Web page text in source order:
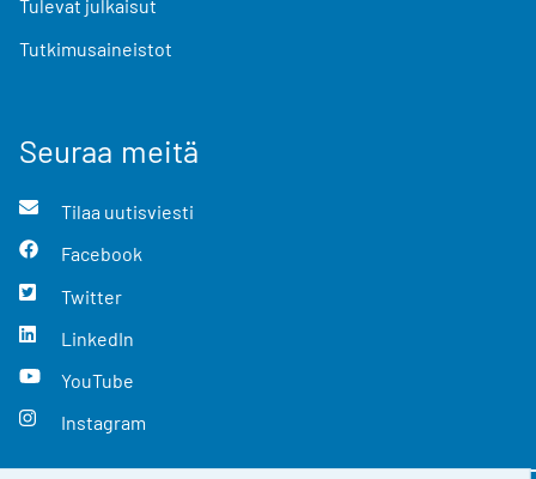
Tulevat julkaisut
Tutkimusaineistot
Seuraa meitä
Tilaa uutisviesti
Facebook
Twitter
LinkedIn
YouTube
Instagram